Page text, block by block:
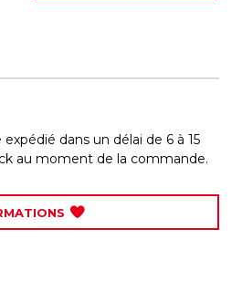
dans un délai de 6 à 15
au moment de la commande.